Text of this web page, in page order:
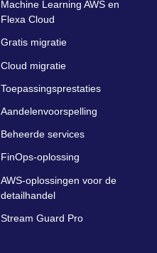
Machine Learning AWS en
Flexa Cloud
Gratis migratie
Cloud migratie
Toepassingsprestaties
Aandelenvoorspelling
Beheerde services
FinOps-oplossing
AWS-oplossingen voor de
detailhandel
Stream Guard Pro